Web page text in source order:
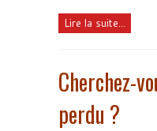
Lire la suite...
Cherchez-
perdu ?